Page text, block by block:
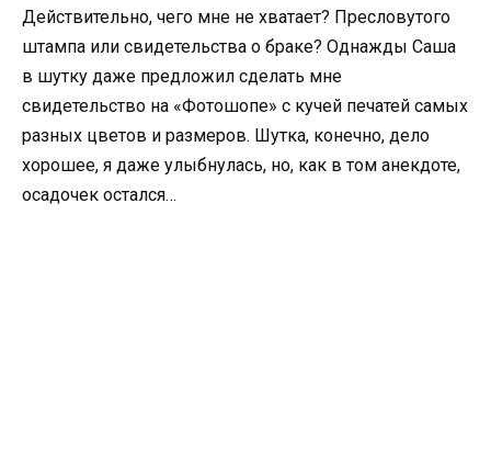
Действительно, чего мне не хватает? Пресловутого
штампа или свидетельства о браке? Однажды Саша
в шутку даже предложил сделать мне
свидетельство на «Фотошопе» с кучей печатей самых
разных цветов и размеров. Шутка, конечно, дело
хорошее, я даже улыбнулась, но, как в том анекдоте,
осадочек остался…